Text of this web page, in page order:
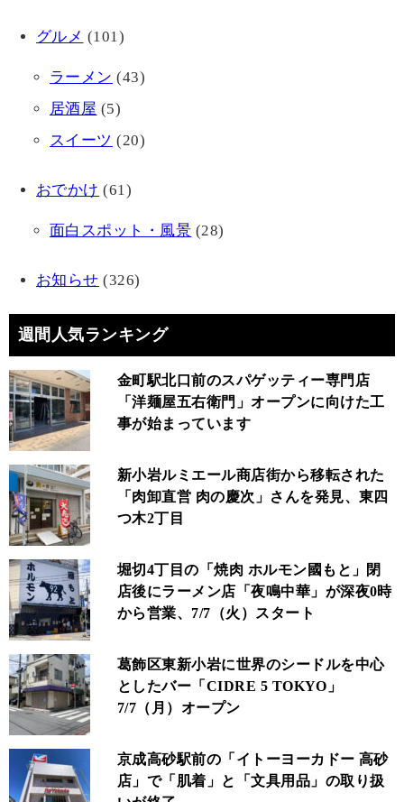
グルメ (101)
ラーメン (43)
居酒屋 (5)
スイーツ (20)
おでかけ (61)
面白スポット・風景 (28)
お知らせ (326)
週間人気ランキング
金町駅北口前のスパゲッティー専門店
「洋麺屋五右衛門」オープンに向けた工
事が始まっています
新小岩ルミエール商店街から移転された
「肉卸直営 肉の慶次」さんを発見、東四
つ木2丁目
堀切4丁目の「焼肉 ホルモン國もと」閉
店後にラーメン店「夜鳴中華」が深夜0時
から営業、7/7（火）スタート
葛飾区東新小岩に世界のシードルを中心
としたバー「CIDRE 5 TOKYO」
7/7（月）オープン
京成高砂駅前の「イトーヨーカドー 高砂
店」で「肌着」と「文具用品」の取り扱